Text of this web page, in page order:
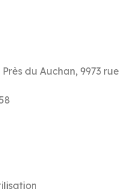
du Auchan, 9973 rue